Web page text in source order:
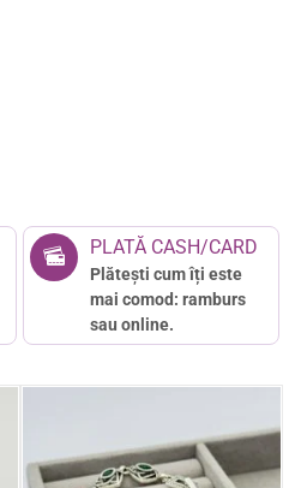
PLATĂ CASH/CARD
Plătești cum îți este
mai comod: ramburs
sau online.